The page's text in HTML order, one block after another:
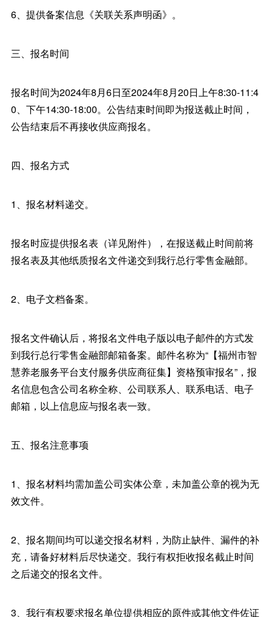
6、提供备案信息《关联关系声明函》。
三、报名时间
报名时间为2024年8月6日至2024年8月20日上午8:30-11:4
0、下午14:30-18:00。公告结束时间即为报送截止时间，
公告结束后不再接收供应商报名。
四、报名方式
1、报名材料递交。
报名时应提供报名表（详见附件），在报送截止时间前将
报名表及其他纸质报名文件递交到我行总行零售金融部。
2、电子文档备案。
报名文件确认后，将报名文件电子版以电子邮件的方式发
到我行总行零售金融部邮箱备案。邮件名称为“【福州市智
慧养老服务平台支付服务供应商征集】资格预审报名”，报
名信息包含公司名称全称、公司联系人、联系电话、电子
邮箱，以上信息应与报名表一致。
五、报名注意事项
1、报名材料均需加盖公司实体公章，未加盖公章的视为无
效文件。
2、报名期间均可以递交报名材料，为防止缺件、漏件的补
充，请备好材料后尽快递交。我行有权拒收报名截止时间
之后递交的报名文件。
3、我行有权要求报名单位提供相应的原件或其他文件佐证